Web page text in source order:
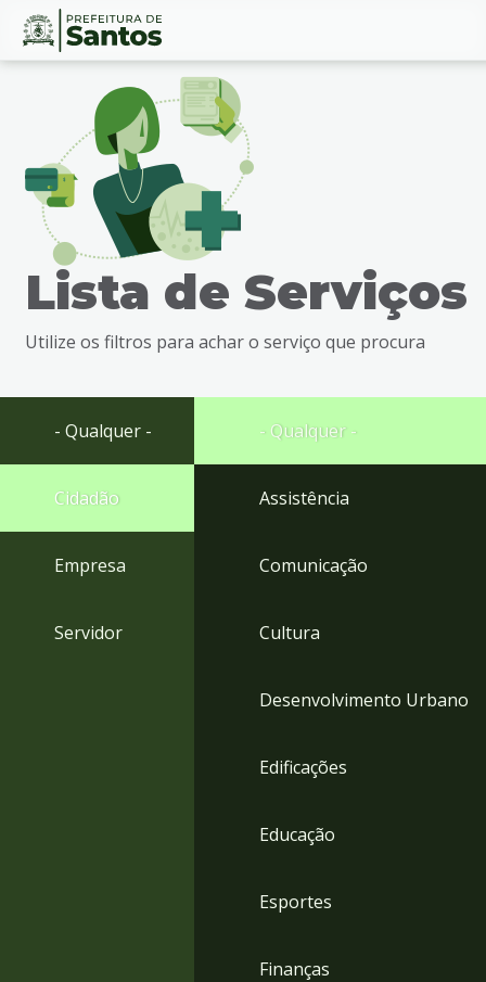
Ir
busca
Ir
rodapé
Conteúdo
Lista de Serviços
Utilize os filtros para achar o serviço que procura
- Qualquer -
Cidadão
Empresa
Servidor
- Qualquer -
Assistência
Comunicação
Cultura
Desenvolvimento Urbano
Edificações
Educação
Esportes
Finanças